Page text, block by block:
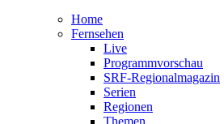
Home
Fernsehen
Live
Programmvorschau
SRF-Regionalmagazin
Serien
Regionen
Themen